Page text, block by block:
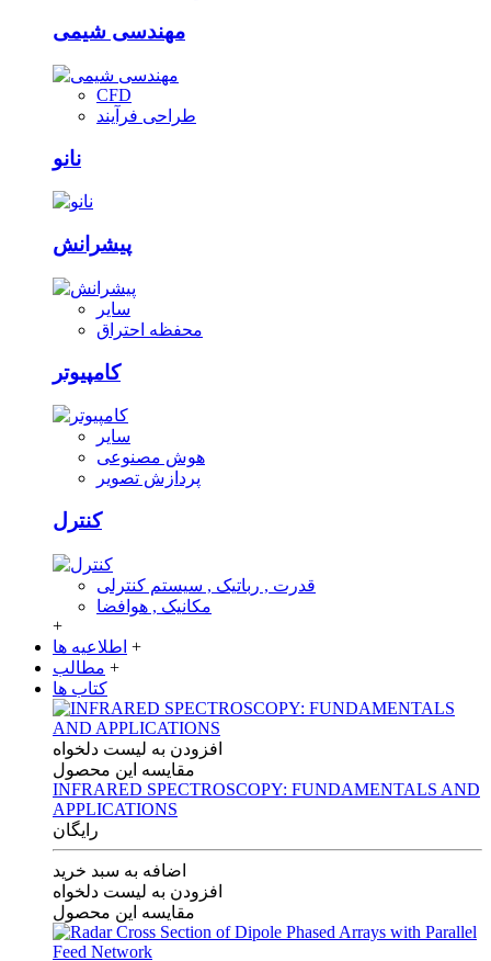
مهندسی شیمی
CFD
طراحی فرآیند
نانو
پیشرانش
سایر
محفظه احتراق
کامپیوتر
سایر
هوش مصنوعی
پردازش تصویر
کنترل
قدرت , رباتیک , سیستم کنترلی
مکانیک , هوافضا
+
اطلاعیه ها +
مطالب +
کتاب ها
افزودن به لیست دلخواه
مقایسه این محصول
INFRARED SPECTROSCOPY: FUNDAMENTALS AND
APPLICATIONS
رایگان
اضافه به سبد خرید
افزودن به لیست دلخواه
مقایسه این محصول